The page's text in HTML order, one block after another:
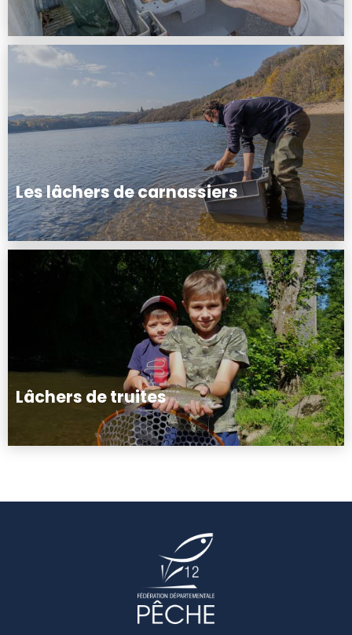
Les lâchers de carnassiers
Lâchers de truites